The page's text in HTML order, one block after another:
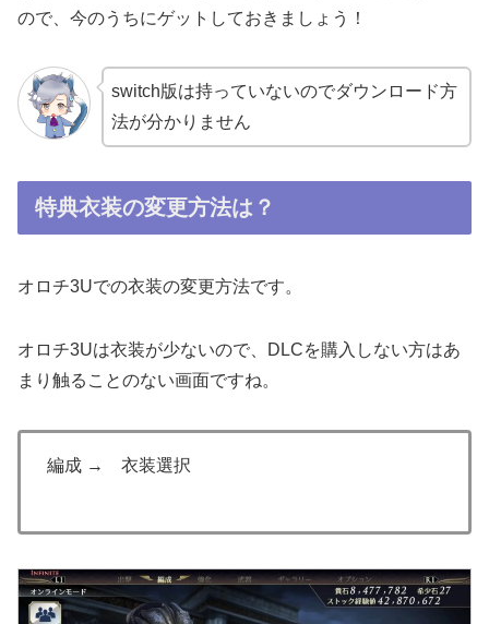
ので、今のうちにゲットしておきましょう！
switch版は持っていないのでダウンロード方
法が分かりません
特典衣装の変更方法は？
オロチ3Uでの衣装の変更方法です。
オロチ3Uは衣装が少ないので、DLCを購入しない方はあ
まり触ることのない画面ですね。
編成 → 衣装選択